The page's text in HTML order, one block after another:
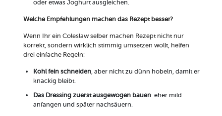
oder etwas Joghurt ausgleichen.
Welche Empfehlungen machen das Rezept besser?
Wenn Ihr ein Coleslaw selber machen Rezept nicht nur
korrekt, sondern wirklich stimmig umsetzen wollt, helfen
drei einfache Regeln:
Kohl fein schneiden, aber nicht zu dünn hobeln, damit er
knackig bleibt.
Das Dressing zuerst ausgewogen bauen: eher mild
anfangen und später nachsäuern.